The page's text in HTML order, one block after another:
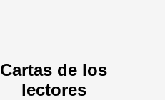
Cartas de los
lectores